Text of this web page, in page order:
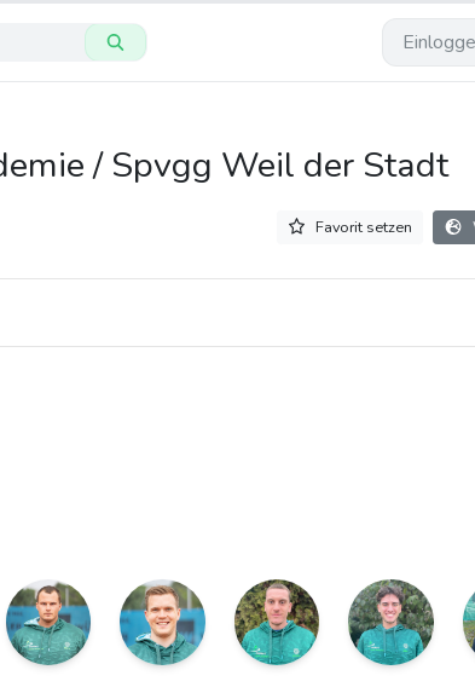
/ Spvgg Weil der Stadt
Favorit setzen